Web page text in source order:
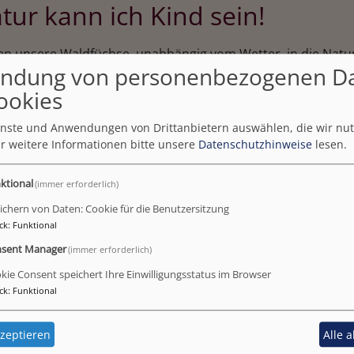
kann ich Kind sein!
unsere Waldfüchse, unabhängig vom Wetter, in die
etwas zu tun: Am Bachlauf spielen, mit Lupen und
bauen, in Pfützen stampfen oder mit LANDART
In der Natur erleben Kinder zudem den Wechsel
Erfahrungen, welche wir unseren Kindern ermöglichen
finden Naturtage statt.
von personenbezogenen
und Anwendungen von Drittanbietern auswählen, die wir
weitere Informationen bitte unsere Datenschutzhinweise lesen.
(immer erforderlich)
von Daten: Cookie für die Benutzersitzung
: Funktional
Manager(immer erforderlich)
Consent speichert Ihre Einwilligungsstatus im Browser
: Funktional
Alle